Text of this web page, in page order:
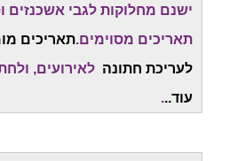
ישנם מחלוקות לגבי אשכנזים
תאריכים מסוימים.תאריכים
לעריכת חתונה לאירועים,
עוד...